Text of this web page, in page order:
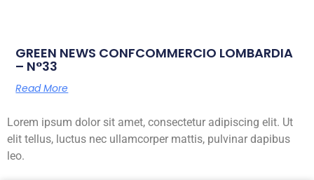
GREEN NEWS CONFCOMMERCIO LOMBARDIA
– N°33
Read More
Lorem ipsum dolor sit amet, consectetur adipiscing elit. Ut
elit tellus, luctus nec ullamcorper mattis, pulvinar dapibus
leo.